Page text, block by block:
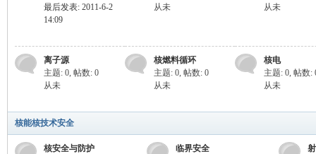
网,
最后发表: 2011-6-2
14:09
从未
从未
离子源
主题: 0, 帖数: 0
从未
核燃料循环
主题: 0, 帖数: 0
从未
核电
主题: 0, 帖数:
从未
核能核技术安全
核安全与防护
临界安全